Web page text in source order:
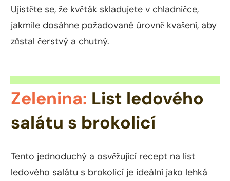
Ujistěte se, že květák skladujete v chladničce,
jakmile dosáhne požadované úrovně kvašení, aby
zůstal čerstvý a chutný.
Zelenina: List ledového
salátu s brokolicí
Tento jednoduchý a osvěžující recept na list
ledového salátu s brokolicí je ideální jako lehká